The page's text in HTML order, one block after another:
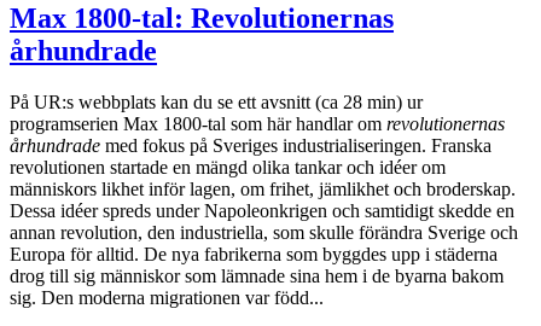
Max 1800-tal: Revolutionernas
århundrade
På UR:s webbplats kan du se ett avsnitt (ca 28 min) ur
programserien Max 1800-tal som här handlar om revolutionernas
århundrade med fokus på Sveriges industrialiseringen. Franska
revolutionen startade en mängd olika tankar och idéer om
människors likhet inför lagen, om frihet, jämlikhet och broderskap.
Dessa idéer spreds under Napoleonkrigen och samtidigt skedde en
annan revolution, den industriella, som skulle förändra Sverige och
Europa för alltid. De nya fabrikerna som byggdes upp i städerna
drog till sig människor som lämnade sina hem i de byarna bakom
sig. Den moderna migrationen var född...